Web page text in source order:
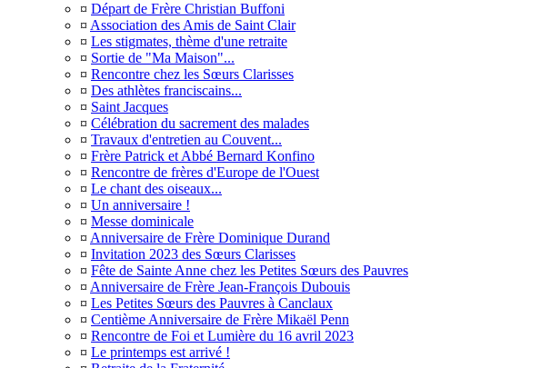
¤ Départ de Frère Christian Buffoni
¤ Association des Amis de Saint Clair
¤ Les stigmates, thème d'une retraite
¤ Sortie de "Ma Maison"...
¤ Rencontre chez les Sœurs Clarisses
¤ Des athlètes franciscains...
¤ Saint Jacques
¤ Célébration du sacrement des malades
¤ Travaux d'entretien au Couvent...
¤ Frère Patrick et Abbé Bernard Konfino
¤ Rencontre de frères d'Europe de l'Ouest
¤ Le chant des oiseaux...
¤ Un anniversaire !
¤ Messe dominicale
¤ Anniversaire de Frère Dominique Durand
¤ Invitation 2023 des Sœurs Clarisses
¤ Fête de Sainte Anne chez les Petites Sœurs des Pauvres
¤ Anniversaire de Frère Jean-François Dubouis
¤ Les Petites Sœurs des Pauvres à Canclaux
¤ Centième Anniversaire de Frère Mikaël Penn
¤ Rencontre de Foi et Lumière du 16 avril 2023
¤ Le printemps est arrivé !